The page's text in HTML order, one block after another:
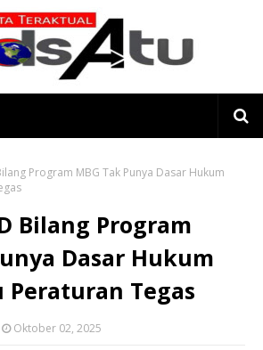
Program MBG Tak Punya Dasar Hukum
Bilang Program
Dasar Hukum
Peraturan Tegas
Oktober 02, 2025